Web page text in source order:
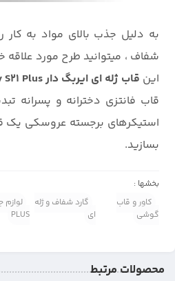
به دلیل جذب بالای مواد به کار
شفاف ، میتوانید طرح مورد علاقه
این قاب ژله ای ایربگ دار Samsung Galaxy S21 Plus
قاب فانتزی دخترانه و پسرانه
استیکرهای برجسته عروسکی یک
بسازید.
بخشها :
کاور و قاب
گوشی
گارد شفاف و ژله
ای
PLUS
محصولات مرتبط